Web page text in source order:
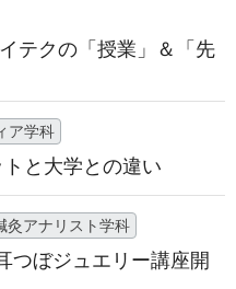
テクの「授業」＆「先
ア学科
と大学との違い
灸アナリスト学科
つぼジュエリー講座開